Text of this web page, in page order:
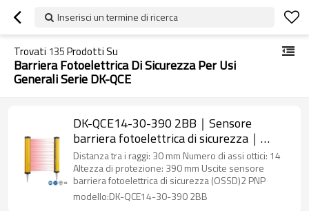
Inserisci un termine di ricerca
Trovati 135Prodotti Su
Barriera Fotoelettrica Di Sicurezza Per Usi
Generali Serie DK-QCE
DK-QCE14-30-390 2BB｜Sensore
barriera fotoelettrica di sicurezza｜
DADISICK
Distanza tra i raggi: 30 mm Numero di assi ottici: 14
Altezza di protezione: 390 mm Uscite sensore
barriera fotoelettrica di sicurezza (OSSD)2 PNP
modello:DK-QCE14-30-390 2BB